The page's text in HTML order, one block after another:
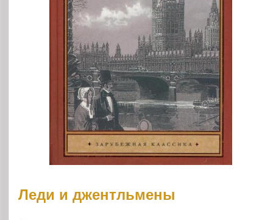
Леди и джентльмены